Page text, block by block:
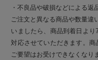
・不良品や破損などによる返
ご注文と異なる商品や数量
いましたら、商品到着日よ
対応させていただきます。
ご要望はお受けできなくなり